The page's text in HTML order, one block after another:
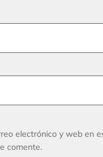
electrónico y web en
comente.